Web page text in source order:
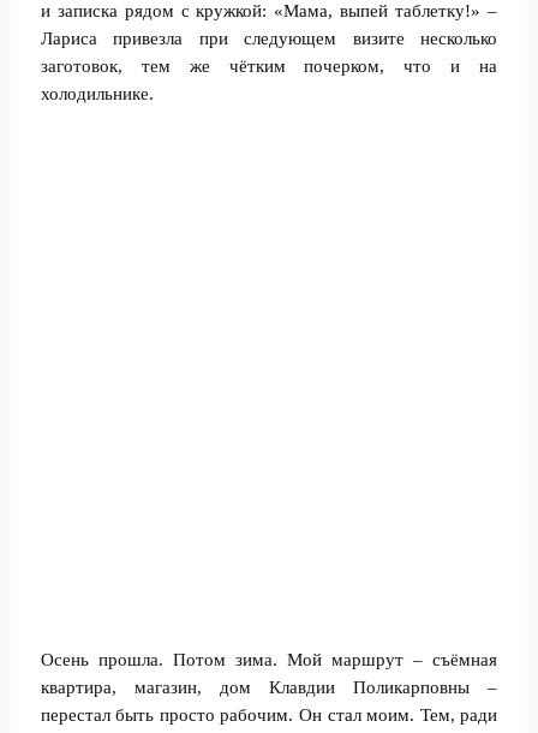
и записка рядом с кружкой: «Мама, выпей таблетку!» –
Лариса привезла при следующем визите несколько
заготовок, тем же чётким почерком, что и на
холодильнике.
Осень прошла. Потом зима. Мой маршрут – съёмная
квартира, магазин, дом Клавдии Поликарповны –
перестал быть просто рабочим. Он стал моим. Тем, ради